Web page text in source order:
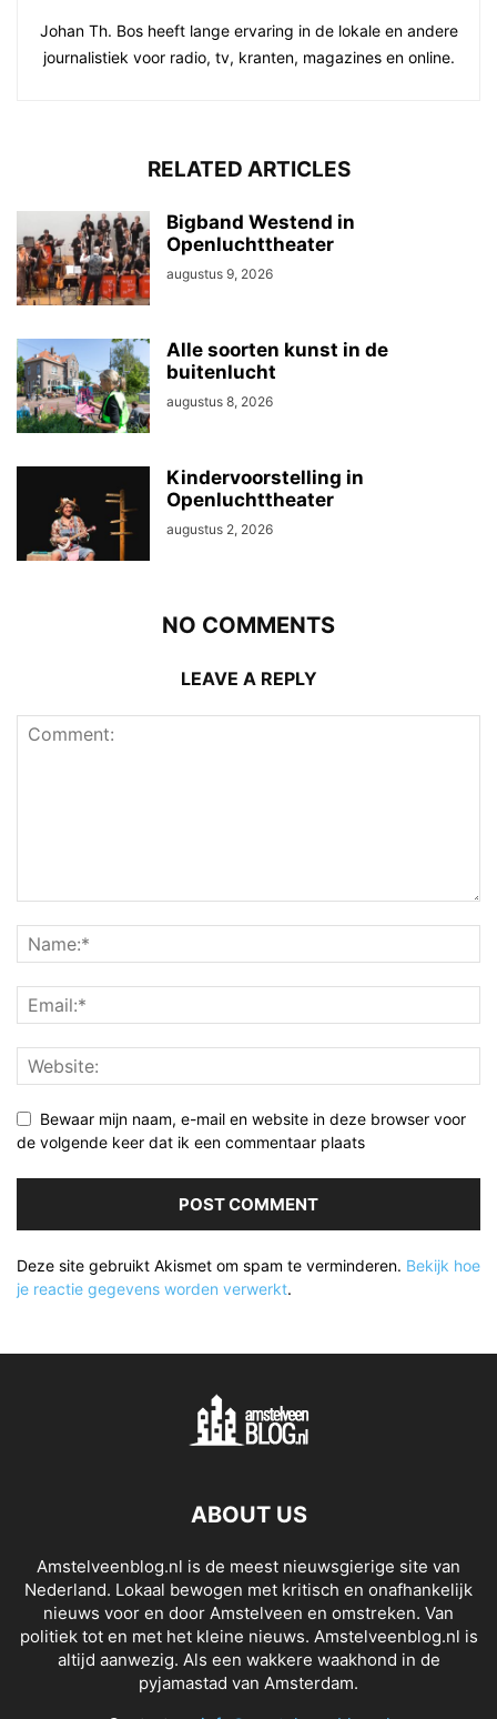
Johan Th. Bos heeft lange ervaring in de lokale en andere
journalistiek voor radio, tv, kranten, magazines en online.
RELATED ARTICLES
Bigband Westend in
Openluchttheater
augustus 9, 2026
Alle soorten kunst in de
buitenlucht
augustus 8, 2026
Kindervoorstelling in
Openluchttheater
augustus 2, 2026
NO COMMENTS
LEAVE A REPLY
Bewaar mijn naam, e-mail en website in deze browser voor
de volgende keer dat ik een commentaar plaats
Deze site gebruikt Akismet om spam te verminderen. Bekijk hoe
je reactie gegevens worden verwerkt.
ABOUT US
Amstelveenblog.nl is de meest nieuwsgierige site van
Nederland. Lokaal bewogen met kritisch en onafhankelijk
nieuws voor en door Amstelveen en omstreken. Van
politiek tot en met het kleine nieuws. Amstelveenblog.nl is
altijd aanwezig. Als een wakkere waakhond in de
pyjamastad van Amsterdam.